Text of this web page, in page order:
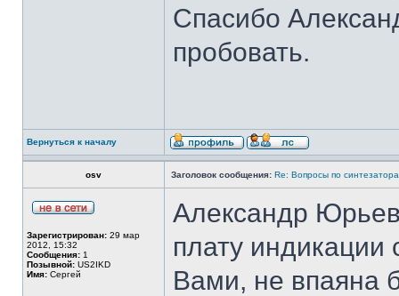
Спасибо
пробовать.
Вернуться к началу
osv Заголовок сообщения: Re: Вопросы по
Зарегистрирован: 29 мар
2012, 15:32
Сообщения: 1
Позывной: US2IKD
Имя: Сергей
Александр
плату
Вами, не впаяна